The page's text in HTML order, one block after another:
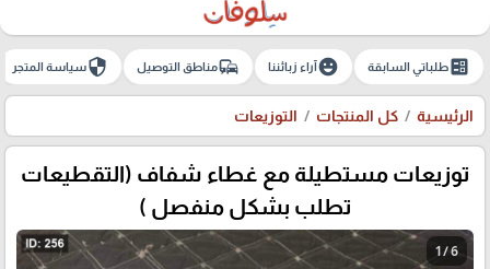
ballotطلباتي السابقة emoji_emotionsآراء زبائننا commuteمناطق التوصيل securityسياسة المتجر
الرئيسية كل المنتجات التوزيعات
توزيعات مستطيلة مع غطاء شفاف (التقطيعات
تطلب بشكل منفصل )
1 / 6